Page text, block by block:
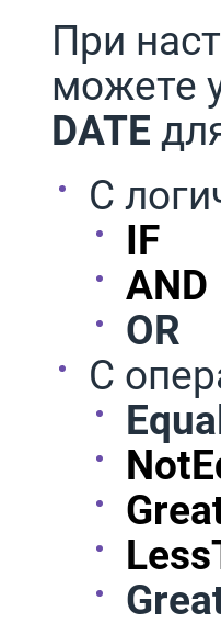
При
можете
DATE
С
IF
AND
OR
С